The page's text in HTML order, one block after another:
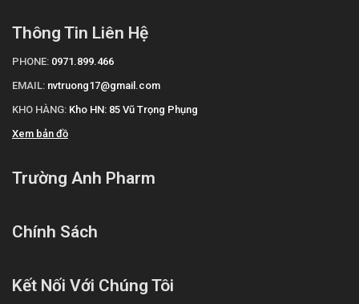
Thông Tin Liên Hệ
PHONE: 0971.899.466
EMAIL: nvtruong17@gmail.com
KHO HÀNG: Kho HN: 85 Vũ Trọng Phụng
Xem bản đồ
Trường Anh Pharm
Chính Sách
Kết Nối Với Chúng Tôi